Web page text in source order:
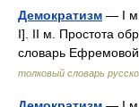
Демократизм — I м.
I]. II м. Простота
словарь
толковый словарь